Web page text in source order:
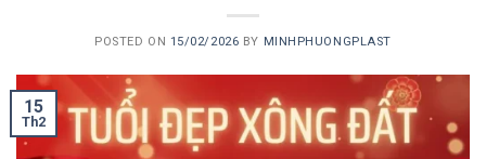
POSTED ON 15/02/2026 BY MINHPHUONGPLAST
15
Th2